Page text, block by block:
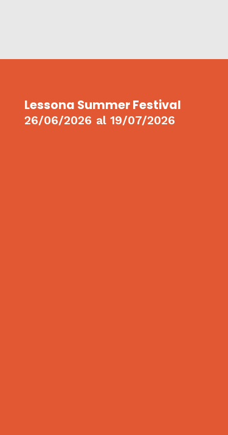
Lessona Summer Festival
26/06/2026 al 19/07/2026